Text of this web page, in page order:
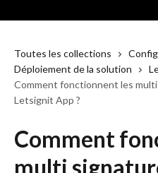
Toutes les collections
Déploiement de la solution
Comment fonctionnent les
Letsignit App ?
Comment
multi